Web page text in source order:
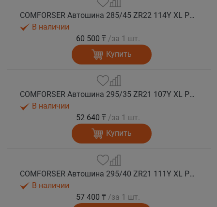
COMFORSER Автошина 285/45 ZR22 114Y XL PURESPEED лето
В наличии
60 500 ₸ /за 1 шт.
Купить
COMFORSER Автошина 295/35 ZR21 107Y XL PURESPEED лето
В наличии
52 640 ₸ /за 1 шт.
Купить
COMFORSER Автошина 295/40 ZR21 111Y XL PURESPEED лето
В наличии
57 400 ₸ /за 1 шт.